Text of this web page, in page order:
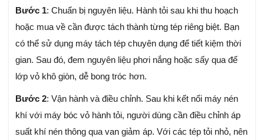
Bước 1: Chuẩn bị nguyên liệu. Hành tỏi sau khi thu hoạch
hoặc mua về cần được tách thành từng tép riêng biệt. Bạn
có thể sử dụng máy tách tép chuyên dụng để tiết kiệm thời
gian. Sau đó, đem nguyên liệu phơi nắng hoặc sấy qua để
lớp vỏ khô giòn, dễ bong tróc hơn.
Bước 2: Vận hành và điều chỉnh. Sau khi kết nối máy nén
khí với máy bóc vỏ hành tỏi, người dùng cần điều chỉnh áp
suất khí nén thông qua van giảm áp. Với các tép tỏi nhỏ, nên